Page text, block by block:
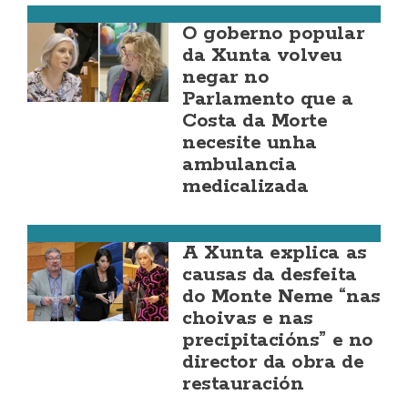
O goberno popular
da Xunta volveu
negar no
Parlamento que a
Costa da Morte
necesite unha
ambulancia
medicalizada
A Xunta explica as
causas da desfeita
do Monte Neme “nas
choivas e nas
precipitacións” e no
director da obra de
restauración